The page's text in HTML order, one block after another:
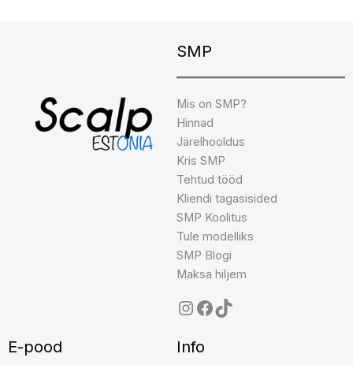
SMP
Mis on SMP?
Hinnad
Järelhooldus
Kris SMP
Tehtud tööd
Kliendi tagasisided
SMP Koolitus
Tule modelliks
SMP Blogi
Maksa hiljem
Instagram
Facebook
E-pood Info